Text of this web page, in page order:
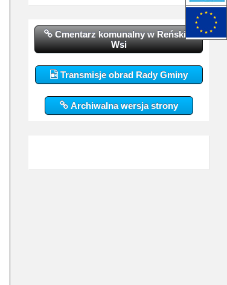
Cmentarz komunalny w Reńskiej
Wsi
Transmisje obrad Rady Gminy
Archiwalna wersja strony